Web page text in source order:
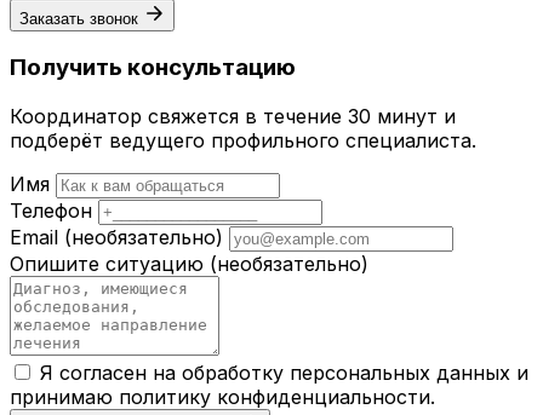
Заказать звонок
Получить консультацию
Координатор свяжется в течение 30 минут и
подберёт ведущего профильного специалиста.
Имя
Телефон
Email (необязательно)
Опишите ситуацию (необязательно)
Я согласен на обработку персональных данных и
принимаю политику конфиденциальности.